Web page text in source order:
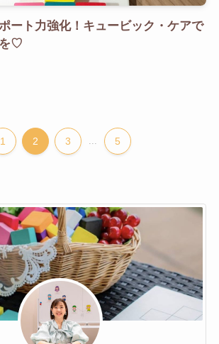
ート力強化！キュービック・ケアで
♡
1 2 3 ... 5